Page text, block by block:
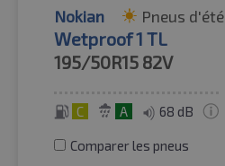
Nokian Pneus d'été
Wetproof 1 TL
195/50R15 82V
C A 68 dB
Comparer les pneus